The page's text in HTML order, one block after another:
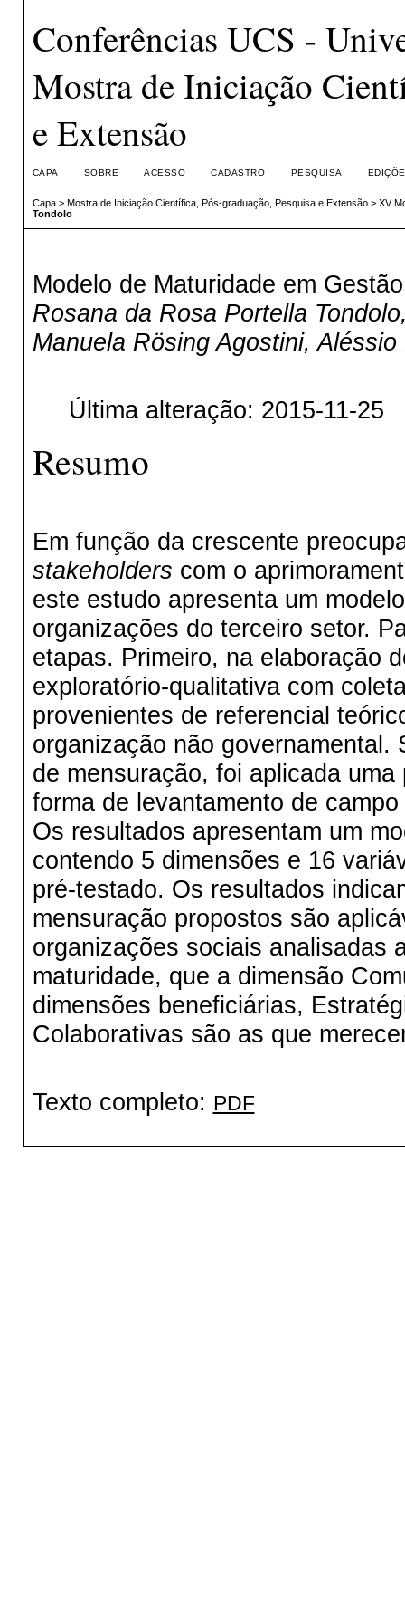
Conferências UCS -
Mostra de Iniciação
e Extensão
CAPA SOBRE ACESSO CADASTRO PESQUISA
Capa> Mostra de Iniciação Científica, Pós-graduação, Pesquisa e Extensão> XV
Tondolo
Modelo de Maturidade em
Rosana da Rosa Portella
Manuela Rösing Agostini,
Última alteração: 2015-11-25
Resumo
Em função da crescente
stakeholders com o
este estudo apresenta um
organizações do terceiro setor.
etapas. Primeiro, na elaboração
exploratório-qualitativa com
provenientes de referencial
organização não
de mensuração, foi aplicada
forma de levantamento de
Os resultados apresentam um
contendo 5 dimensões e 16
pré-testado. Os resultados
mensuração propostos são
organizações sociais analisadas
maturidade, que a dimensão
dimensões beneficiárias,
Colaborativas são as que
Texto completo: PDF